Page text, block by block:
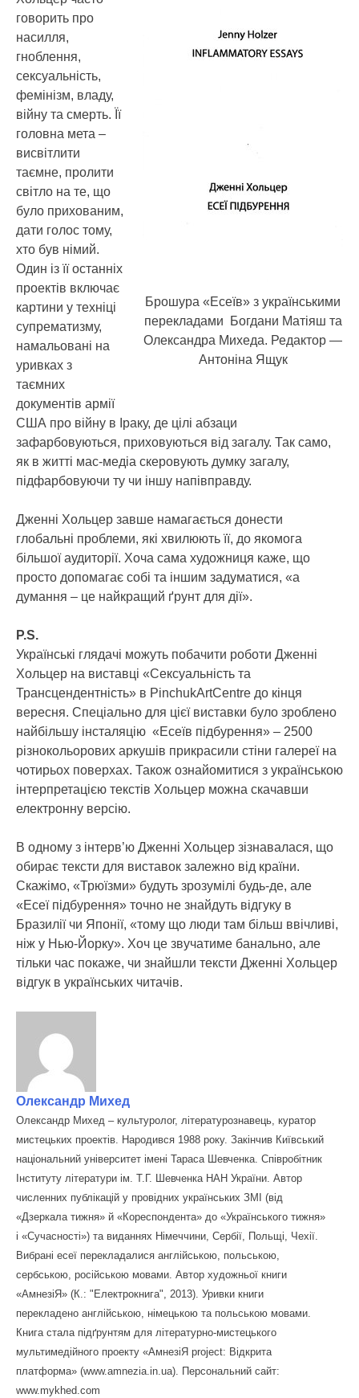
Брошура «Есеїв» з українськими
перекладами Богдани Матіяш та
Олександра Михеда. Редактор —
Антоніна Ящук
говорить про
насилля,
гноблення,
сексуальність,
фемінізм, владу,
війну та смерть. Її
головна мета –
висвітлити
таємне, пролити
світло на те, що
було прихованим,
дати голос тому,
хто був німий.
Один із її останніх
проектів включає
картини у техніці
супрематизму,
намальовані на
уривках з
таємних
документів армії
США про війну в Іраку, де цілі абзаци
зафарбовуються, приховуються від загалу. Так само,
як в житті мас-медіа скеровують думку загалу,
підфарбовуючи ту чи іншу напівправду.
Дженні Хольцер завше намагається донести
глобальні проблеми, які хвилюють її, до якомога
більшої аудиторії. Хоча сама художниця каже, що
просто допомагає собі та іншим задуматися, «а
думання – це найкращий ґрунт для дії».
P.S.
Українські глядачі можуть побачити роботи Дженні
Хольцер на виставці «Сексуальність та
Трансцендентність» в PinchukArtCentre до кінця
вересня. Спеціально для цієї виставки було зроблено
найбільшу інсталяцію «Есеїв підбурення» – 2500
різнокольорових аркушів прикрасили стіни галереї на
чотирьох поверхах. Також ознайомитися з українською
інтерпретацією текстів Хольцер можна скачавши
електронну версію.
В одному з інтерв’ю Дженні Хольцер зізнавалася, що
обирає тексти для виставок залежно від країни.
Скажімо, «Трюїзми» будуть зрозумілі будь-де, але
«Есеї підбурення» точно не знайдуть відгуку в
Бразилії чи Японії, «тому що люди там більш ввічливі,
ніж у Нью-Йорку». Хоч це звучатиме банально, але
тільки час покаже, чи знайшли тексти Дженні Хольцер
відгук в українських читачів.
Олександр Михед
Олександр Михед – культуролог, літературознавець, куратор
мистецьких проектів. Народився 1988 року. Закінчив Київський
національний університет імені Тараса Шевченка. Співробітник
Інституту літератури ім. Т.Г. Шевченка НАН України. Автор
численних публікацій у провідних українських ЗМІ (від
«Дзеркала тижня» й «Кореспондента» до «Українського тижня»
і «Сучасності») та виданнях Німеччини, Сербії, Польщі, Чехії.
Вибрані есеї перекладалися англійською, польською,
сербською, російською мовами. Автор художньої книги
«АмнезіЯ» (К.: "Електрокнига", 2013). Уривки книги
перекладено англійською, німецькою та польською мовами.
Книга стала підґрунтям для літературно-мистецького
мультимедійного проекту «АмнезіЯ project: Відкрита
платформа» (www.amnezia.in.ua). Персональний сайт:
www.mykhed.com